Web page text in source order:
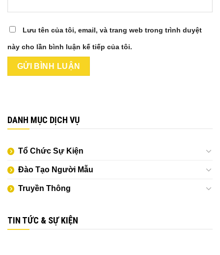
Lưu tên của tôi, email, và trang web trong trình duyệt
này cho lần bình luận kế tiếp của tôi.
DANH MỤC DỊCH VỤ
Tổ Chức Sự Kiện
Đào Tạo Người Mẫu
Truyền Thông
TIN TỨC & SỰ KIỆN